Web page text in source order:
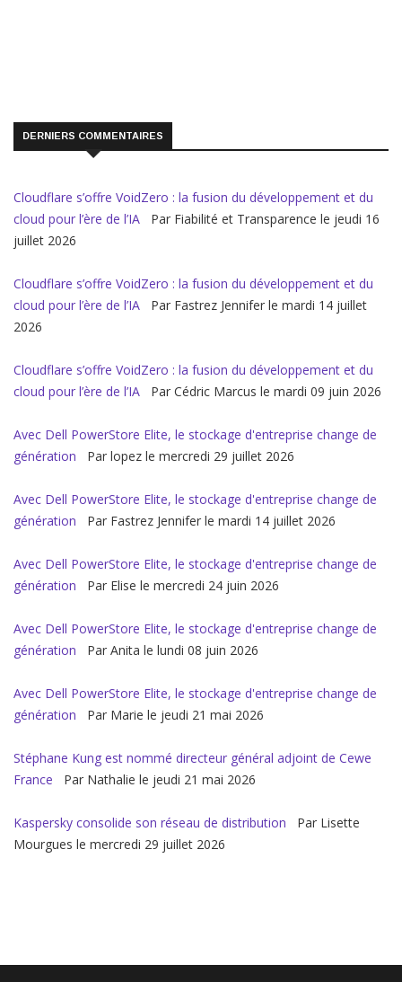
DERNIERS COMMENTAIRES
Cloudflare s’offre VoidZero : la fusion du développement et du
cloud pour l’ère de l’IA
Par Fiabilité et Transparence le jeudi 16
juillet 2026
Cloudflare s’offre VoidZero : la fusion du développement et du
cloud pour l’ère de l’IA
Par Fastrez Jennifer le mardi 14 juillet
2026
Cloudflare s’offre VoidZero : la fusion du développement et du
cloud pour l’ère de l’IA
Par Cédric Marcus le mardi 09 juin 2026
Avec Dell PowerStore Elite, le stockage d'entreprise change de
génération
Par lopez le mercredi 29 juillet 2026
Avec Dell PowerStore Elite, le stockage d'entreprise change de
génération
Par Fastrez Jennifer le mardi 14 juillet 2026
Avec Dell PowerStore Elite, le stockage d'entreprise change de
génération
Par Elise le mercredi 24 juin 2026
Avec Dell PowerStore Elite, le stockage d'entreprise change de
génération
Par Anita le lundi 08 juin 2026
Avec Dell PowerStore Elite, le stockage d'entreprise change de
génération
Par Marie le jeudi 21 mai 2026
Stéphane Kung est nommé directeur général adjoint de Cewe
France
Par Nathalie le jeudi 21 mai 2026
Kaspersky consolide son réseau de distribution
Par Lisette
Mourgues le mercredi 29 juillet 2026